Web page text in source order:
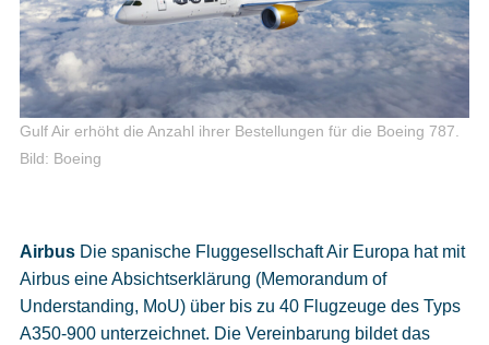
Gulf Air erhöht die Anzahl ihrer Bestellungen für die Boeing 787.
Bild: Boeing
AirbusDie spanische Fluggesellschaft Air Europa hat mit
Airbus eine Absichtserklärung (Memorandum of
Understanding, MoU) über bis zu 40 Flugzeuge des Typs
A350-900 unterzeichnet. Die Vereinbarung bildet das